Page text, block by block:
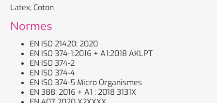
Latex, Coton
Normes
EN ISO 21420: 2020
EN ISO 374-1:2016 + A1:2018 AKLPT
EN ISO 374-2
EN ISO 374-4
EN ISO 374-5 Micro Organismes
EN 388: 2016 + A1 : 2018 3131X